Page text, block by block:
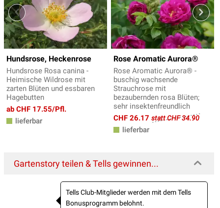
Hundsrose, Heckenrose
Hundsrose Rosa canina -
Heimische Wildrose mit
zarten Blüten und essbaren
Hagebutten
ab CHF 17.55/Pfl.
lieferbar
Rose Aromatic Aurora®
Rose Aromatic Aurora® -
buschig wachsende
Strauchrose mit
bezaubernden rosa Blüten;
sehr insektenfreundlich
CHF 26.17 statt CHF 34.90
lieferbar
Gartenstory teilen & Tells gewinnen...
Tells Club-Mitglieder werden mit dem Tells
Bonusprogramm belohnt.